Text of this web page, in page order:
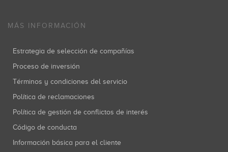
MÁS INFORMACIÓN
Estrategia de selección de compañías
Proceso de inversión
Términos y condiciones del servicio
Política de reclamaciones
Política de gestión de conflictos de interés
Código de conducta
Información básica para el cliente